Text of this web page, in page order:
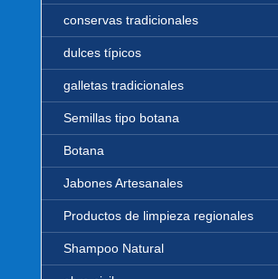
conservas tradicionales
dulces típicos
galletas tradicionales
Semillas tipo botana
Botana
Jabones Artesanales
Productos de limpieza regionales
Shampoo Natural